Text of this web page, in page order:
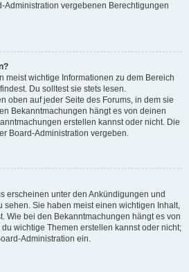
Administration vergebenen Berechtigungen
meist wichtige Informationen zu dem Bereich
Du solltest sie stets lesen.
oben auf jeder Seite des Forums, in dem sie
Bekanntmachungen hängt es von deinen
erstellen kannst oder nicht. Die
Board-Administration vergeben.
erscheinen unter den Ankündigungen und
sehen. Sie haben meist einen wichtigen Inhalt,
Wie bei den Bekanntmachungen hängt es von
wichtige Themen erstellen kannst oder nicht;
Administration ein.